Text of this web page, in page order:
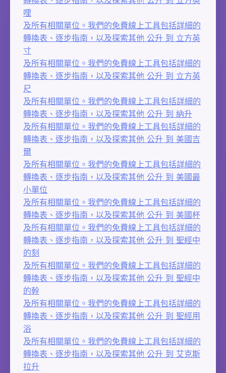
哩
及所有相關單位。我們的免費線上工具包括詳細的
轉換表、逐步指南，以及探索其他 公升 到 立方英
寸
及所有相關單位。我們的免費線上工具包括詳細的
轉換表、逐步指南，以及探索其他 公升 到 立方英
尺
及所有相關單位。我們的免費線上工具包括詳細的
轉換表、逐步指南，以及探索其他 公升 到 納升
及所有相關單位。我們的免費線上工具包括詳細的
轉換表、逐步指南，以及探索其他 公升 到 美國吉
爾
及所有相關單位。我們的免費線上工具包括詳細的
轉換表、逐步指南，以及探索其他 公升 到 美國最
小單位
及所有相關單位。我們的免費線上工具包括詳細的
轉換表、逐步指南，以及探索其他 公升 到 美國杯
及所有相關單位。我們的免費線上工具包括詳細的
轉換表、逐步指南，以及探索其他 公升 到 聖經中
的刻
及所有相關單位。我們的免費線上工具包括詳細的
轉換表、逐步指南，以及探索其他 公升 到 聖經中
的幹
及所有相關單位。我們的免費線上工具包括詳細的
轉換表、逐步指南，以及探索其他 公升 到 聖經用
浴
及所有相關單位。我們的免費線上工具包括詳細的
轉換表、逐步指南，以及探索其他 公升 到 艾克斯
拉升